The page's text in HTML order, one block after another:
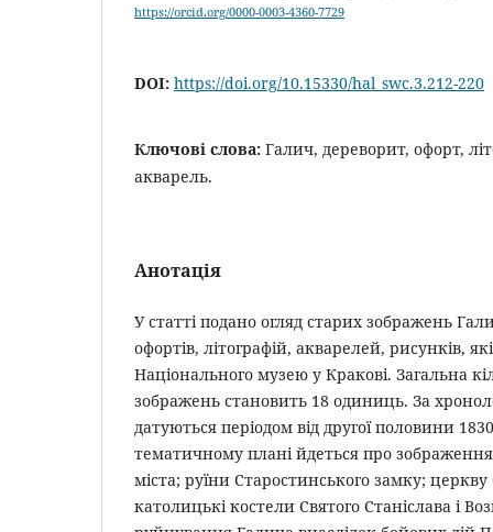
https://orcid.org/0000-0003-4360-7729
DOI: https://doi.org/10.15330/hal_swc.3.212-220
Ключові слова: Галич, дереворит, офорт,
акварель.
Анотація
У статті подано огляд старих зображень
офортів, літографій, акварелей, рисунків,
Національного музею у Кракові. Загальна
зображень становить 18 одиниць. За
датуються періодом від другої половини
тематичному плані йдеться про зображення
міста; руїни Старостинського замку;
католицькі костели Святого Станіслава і